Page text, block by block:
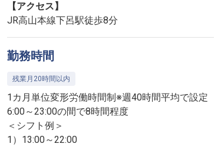
【アクセス】
JR高山本線下呂駅徒歩8分
勤務時間
残業月20時間以内
1カ月単位変形労働時間制※週40時間平均で設定
6:00～23:00の間で8時間程度
＜シフト例＞
1）13:00～22:00